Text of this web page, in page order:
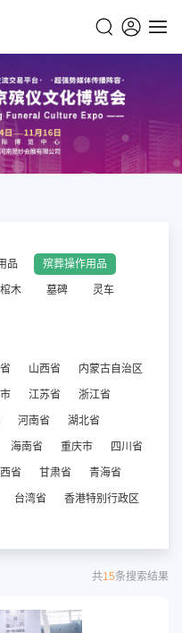
品 殡葬操作用品
棺木 墓碑 灵车
山西省 内蒙古自治区
江苏省 浙江省
河南省 湖北省
海南省 重庆市 四川省
省 甘肃省 青海省
台湾省 香港特别行政区
共15条搜索结果